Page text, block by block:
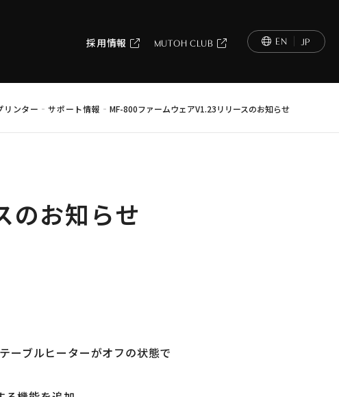
採用情報 MUTOH CLUB EN JP
リンター -サポート情報 - MF-800ファームウェアV1.23リリースのお知らせ
のお知らせ
ーブルヒーターがオフの状態で